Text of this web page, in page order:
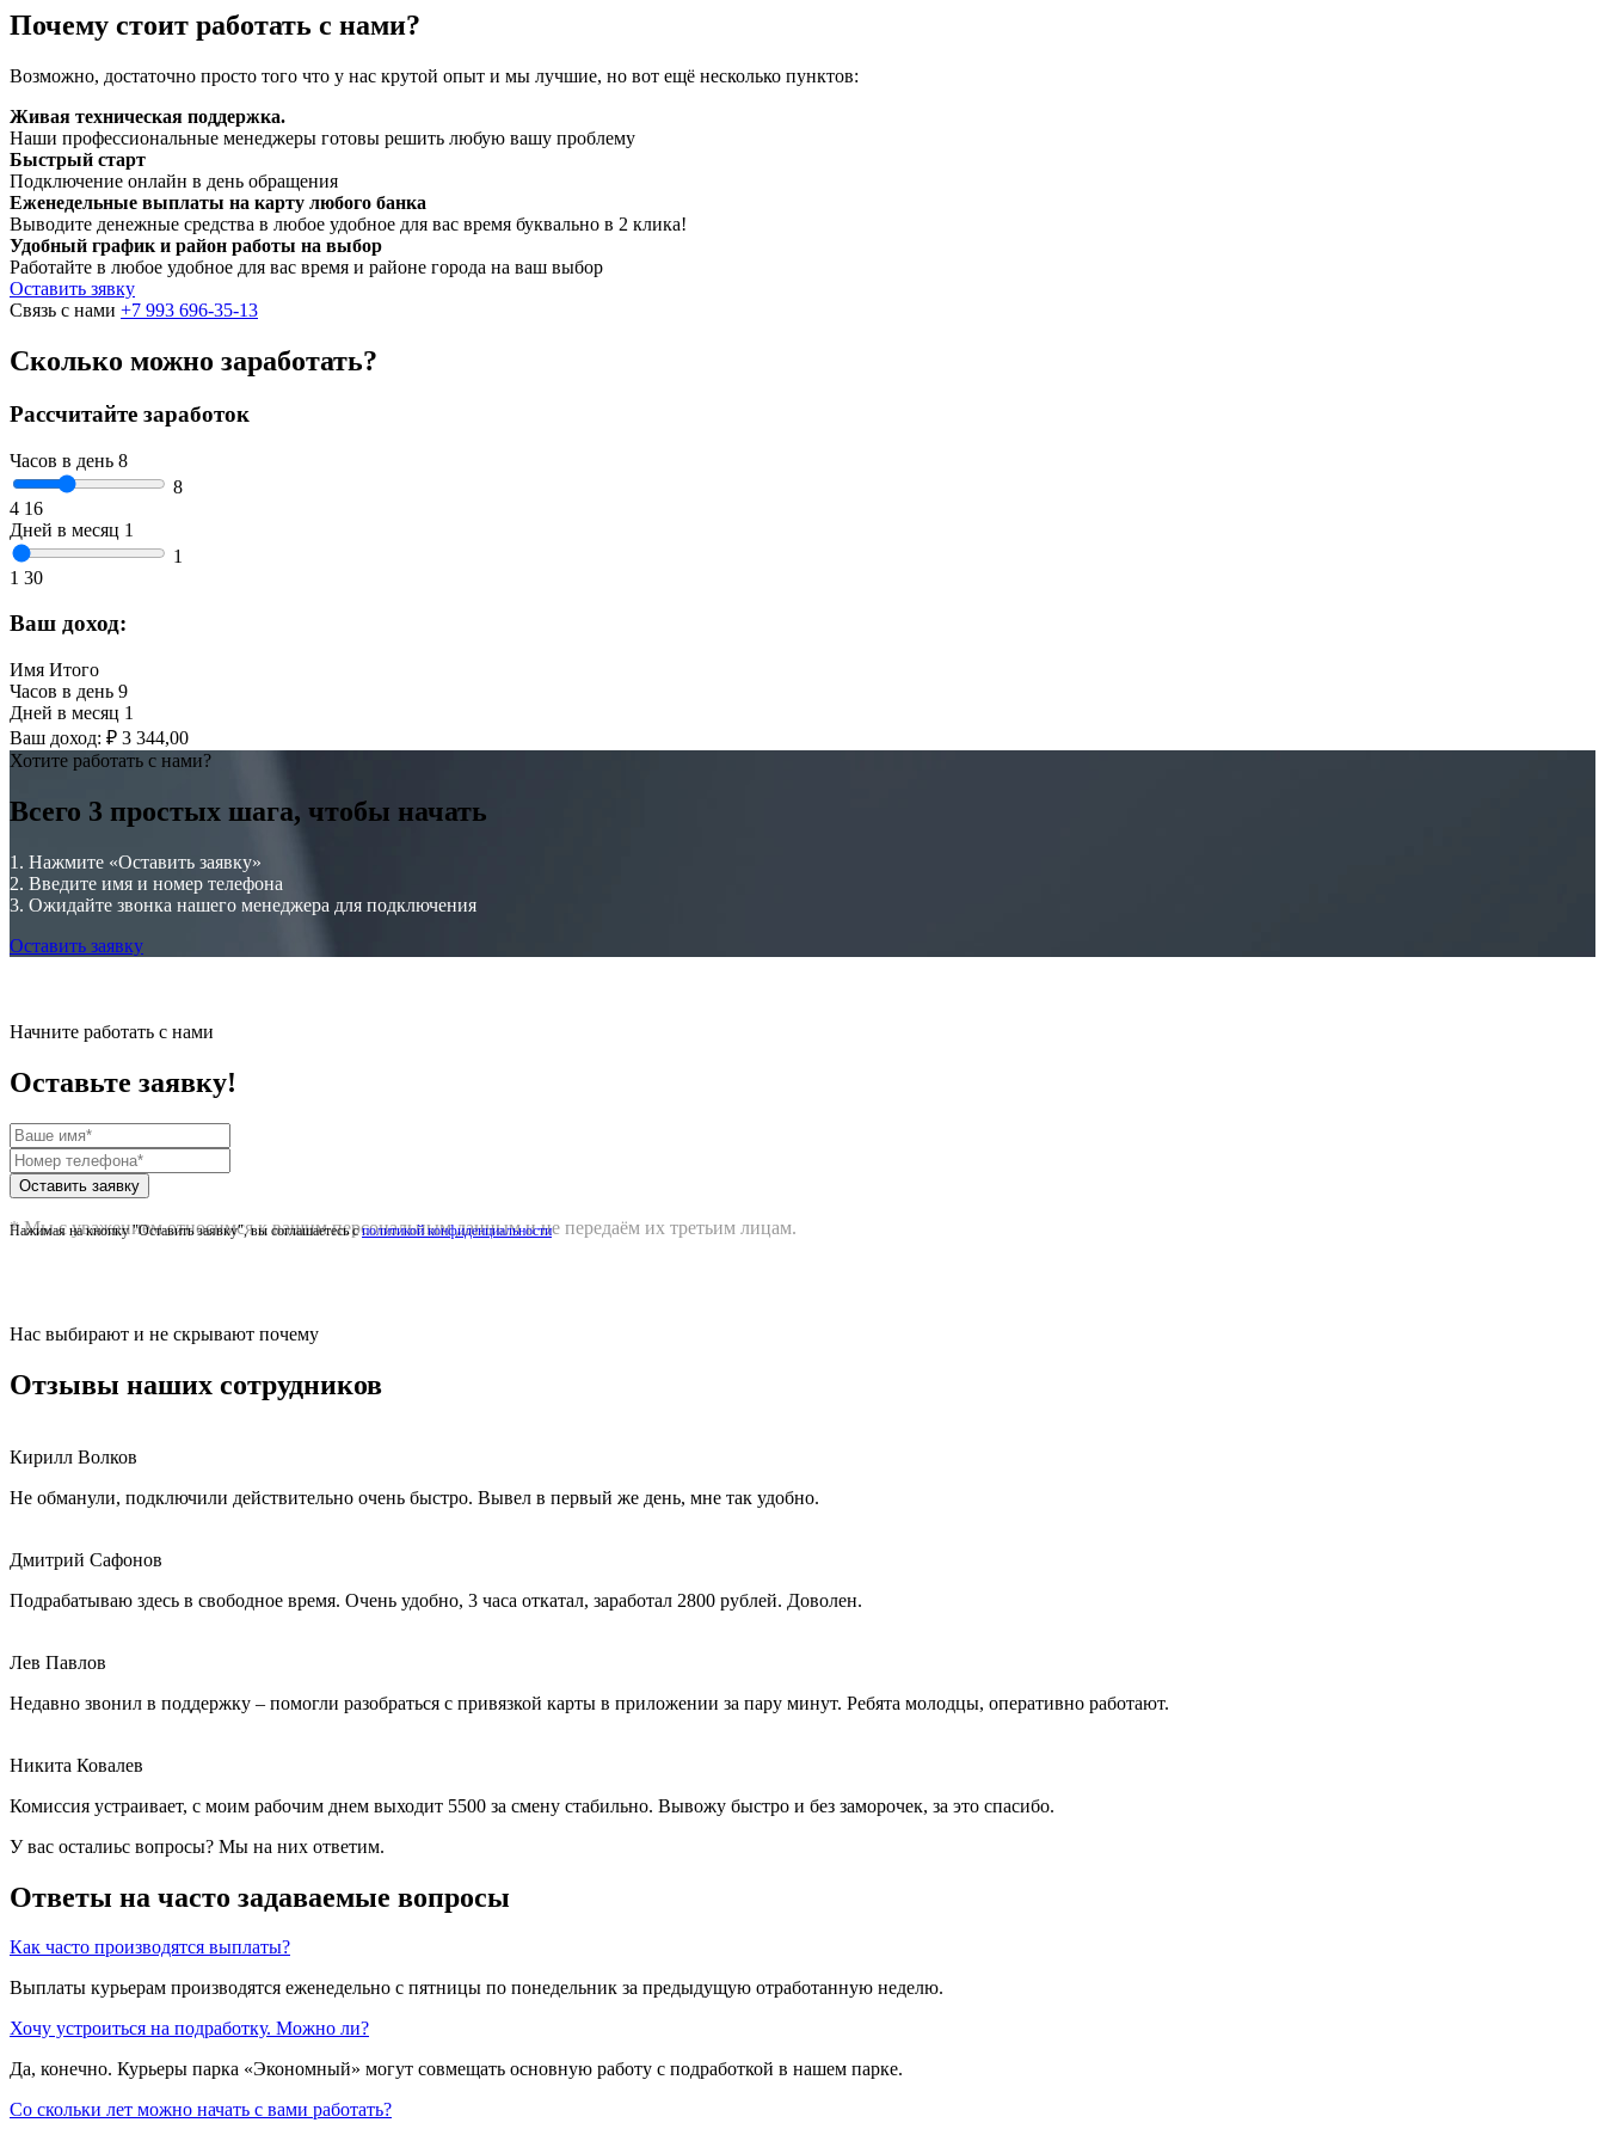
Почему стоит работать с нами?
Возможно, достаточно просто того что у нас крутой опыт и мы лучшие, но вот ещё несколько пунктов:
Живая техническая поддержка.
Наши профессиональные менеджеры готовы решить любую вашу проблему
Быстрый старт
Подключение онлайн в день обращения
Еженедельные выплаты на карту любого банка
Выводите денежные средства в любое удобное для вас время буквально в 2 клика!
Удобный график и район работы на выбор
Работайте в любое удобное для вас время и районе города на ваш выбор
Оставить зявку
Связь с нами +7 993 696-35-13
Сколько можно заработать?
Рассчитайте заработок
Часов в день 8
8
4 16
Дней в месяц 1
1
1 30
Ваш доход:
Имя Итого
Часов в день 9
Дней в месяц 1
Ваш доход: ₽ 3 344,00
Хотите работать с нами?
Всего 3 простых шага, чтобы начать
1. Нажмите «Оставить заявку»
2. Введите имя и номер телефона
3. Ожидайте звонка нашего менеджера для подключения
Оставить заявку
Начните работать с нами
Оставьте заявку!
Оставить заявку
* Мы с уважением относимся к вашим персональным данным и не передаём их третьим лицам.
Нажимая на кнопку "Оставить заявку", вы соглашаетесь сполитикой конфиденциальности
Нас выбирают и не скрывают почему
Отзывы наших сотрудников
Кирилл Волков
Не обманули, подключили действительно очень быстро. Вывел в первый же день, мне так удобно.
Дмитрий Сафонов
Подрабатываю здесь в свободное время. Очень удобно, 3 часа откатал, заработал 2800 рублей. Доволен.
Лев Павлов
Недавно звонил в поддержку – помогли разобраться с привязкой карты в приложении за пару минут. Ребята молодцы, оперативно работают.
Никита Ковалев
Комиссия устраивает, с моим рабочим днем выходит 5500 за смену стабильно. Вывожу быстро и без заморочек, за это спасибо.
У вас осталиьс вопросы? Мы на них ответим.
Ответы на часто задаваемые вопросы
Как часто производятся выплаты?
Выплаты курьерам производятся еженедельно с пятницы по понедельник за предыдущую отработанную неделю.
Хочу устроиться на подработку. Можно ли?
Да, конечно. Курьеры парка «Экономный» могут совмещать основную работу с подработкой в нашем парке.
Со скольки лет можно начать с вами работать?